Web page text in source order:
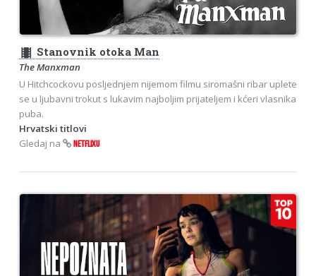
theaters Stanovnik otoka Man
The Manxman
U Hitchcockovu posljednjem nijemom filmu siromašni ribar uplete
se u ljubavni trokut s lukavim najboljim prijateljem i kćeri vlasnika
puba.
Hrvatski titlovi
Gledaj na
NETFLIXU